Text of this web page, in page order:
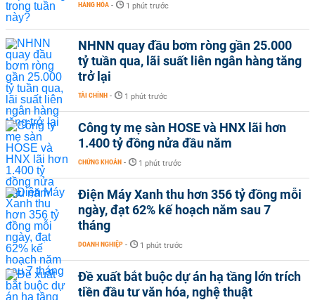
HÀNG HÓA - 1 phút trước
NHNN quay đầu bơm ròng gần 25.000
tỷ tuần qua, lãi suất liên ngân hàng tăng
trở lại
TÀI CHÍNH - 1 phút trước
Công ty mẹ sàn HOSE và HNX lãi hơn
1.400 tỷ đồng nửa đầu năm
CHỨNG KHOÁN - 1 phút trước
Điện Máy Xanh thu hơn 356 tỷ đồng mỗi
ngày, đạt 62% kế hoạch năm sau 7
tháng
DOANH NGHIỆP - 1 phút trước
Đề xuất bắt buộc dự án hạ tầng lớn trích
tiền đầu tư văn hóa, nghệ thuật